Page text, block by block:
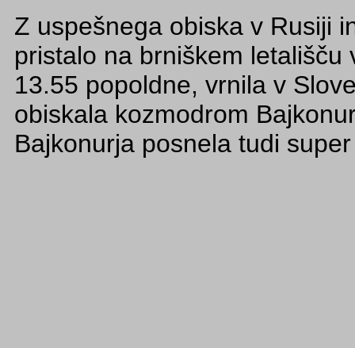
Z uspešnega obiska v Rusiji
pristalo na brniškem
13.55 popoldne, vrnila v
obiskala kozmodrom
Bajkonurja posnela tudi